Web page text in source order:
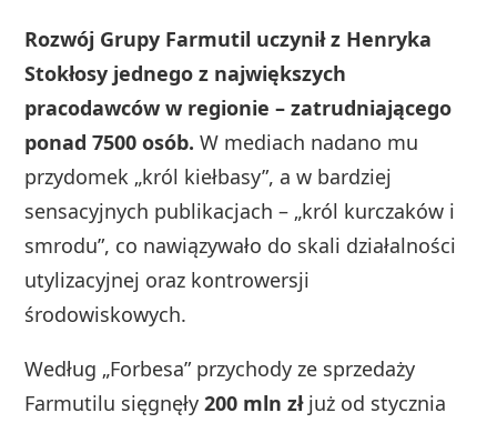
Rozwój Grupy Farmutil uczynił z Henryka
Stokłosy jednego z największych
pracodawców w regionie – zatrudniającego
ponad 7500 osób. W mediach nadano mu
przydomek „król kiełbasy”, a w bardziej
sensacyjnych publikacjach – „król kurczaków i
smrodu”, co nawiązywało do skali działalności
utylizacyjnej oraz kontrowersji
środowiskowych.
Według „Forbesa” przychody ze sprzedaży
Farmutilu sięgnęły200 mln złjuż od stycznia